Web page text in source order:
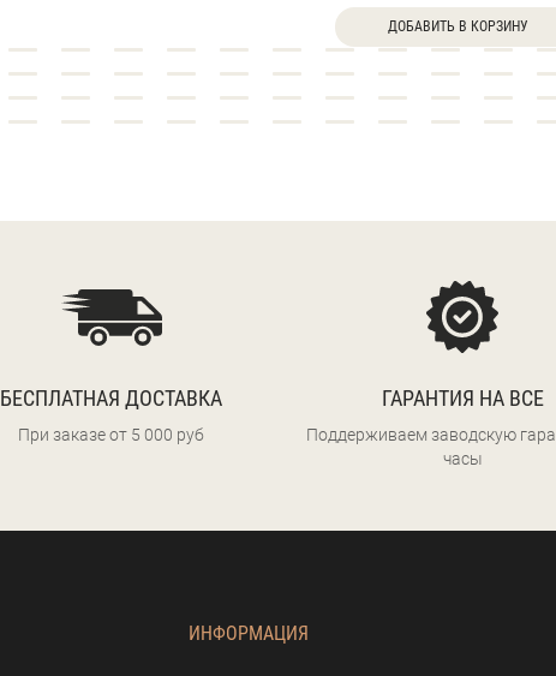
ДОБАВИТЬ В КОРЗИНУ
БЕСПЛАТНАЯ ДОСТАВКА
При заказе от 5 000 руб
ГАРАНТИЯ НА ВСЕ
Поддерживаем заводскую
часы
ИНФОРМАЦИЯ